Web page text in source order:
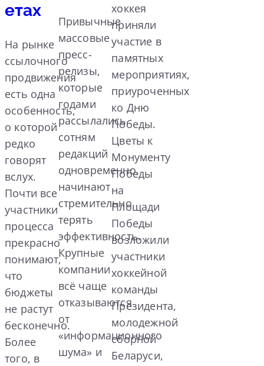
етах
На рынке
ссылочного
продвижения
есть одна
особенность,
о которой
редко
говорят
вслух.
Почти все
участники
процесса
прекрасно
понимают,
что
бюджеты
не растут
бесконечно.
Более
того, в
Привычные
массовые
пресс-
релизы,
которые
годами
рассылались
сотням
редакций
одновременно,
начинают
стремительно
терять
эффективность.
Крупные
компании
всё чаще
отказываются
от
«информационного
шума» и
хоккея
приняли
участие в
памятных
мероприятиях,
приуроченных
ко Дню
Победы.
Цветы к
Монументу
Победы
на
Площади
Победы
возложили
участники
хоккейной
команды
Президента,
молодежной
сборной
Беларуси,